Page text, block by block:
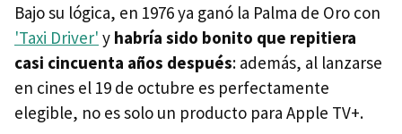
Bajo su lógica, en 1976 ya ganó la Palma de Oro con
'Taxi Driver' y habría sido bonito que repitiera
casi cincuenta años después: además, al lanzarse
en cines el 19 de octubre es perfectamente
elegible, no es solo un producto para Apple TV+.